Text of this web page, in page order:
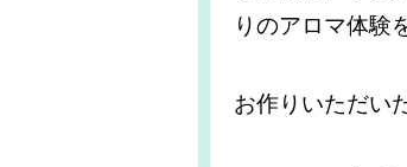
りのアロマ体験
お作りいただい